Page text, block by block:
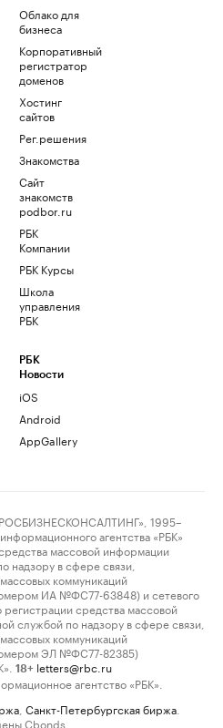
Облако для
бизнеса
Корпоративный
регистратор
доменов
Хостинг
сайтов
Рег.решения
Знакомства
Сайт
знакомств
podbor.ru
РБК
Компании
РБК Курсы
Школа
управления
РБК
РБК
Новости
iOS
Android
AppGallery
1995–
агентства «РБК»
массовой информации
надзору в сфере связи,
коммуникаций
ИА №ФС77-63848) и сетевого
регистрации средства массовой
службой по надзору в сфере связи,
коммуникаций
ЭЛ №ФС77-82385)
18+ letters@rbc.ru
агентство «РБК».
Санкт-Петербургская биржа
Cbonds.